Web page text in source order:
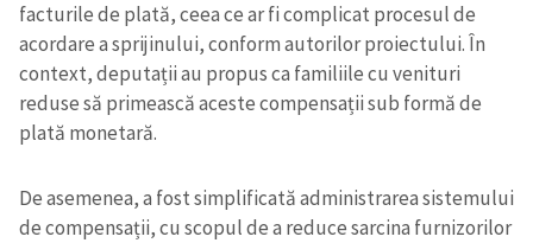
facturile de plată, ceea ce ar fi complicat procesul de
acordare a sprijinului, conform autorilor proiectului. În
context, deputații au propus ca familiile cu venituri
reduse să primească aceste compensații sub formă de
plată monetară.
De asemenea, a fost simplificată administrarea sistemului
de compensații, cu scopul de a reduce sarcina furnizorilor